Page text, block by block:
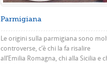
Parmigiana
Le origini sulla parmigiana sono
controverse, c’è chi la fa risalire
all’Emilia Romagna, chi alla Sicilia e